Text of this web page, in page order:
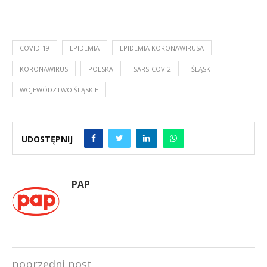
COVID-19 EPIDEMIA EPIDEMIA KORONAWIRUSA
KORONAWIRUS POLSKA SARS-COV-2 ŚLĄSK
WOJEWÓDZTWO ŚLĄSKIE
UDOSTĘPNIJ
PAP
poprzedni post